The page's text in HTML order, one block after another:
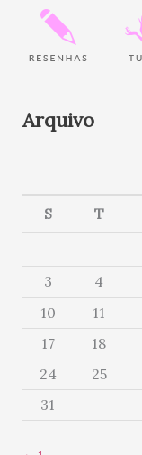
Arquivo
S T
3
4
10
11
17
18
24
25
31